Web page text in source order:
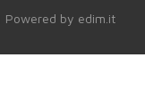
Powered by edim.it